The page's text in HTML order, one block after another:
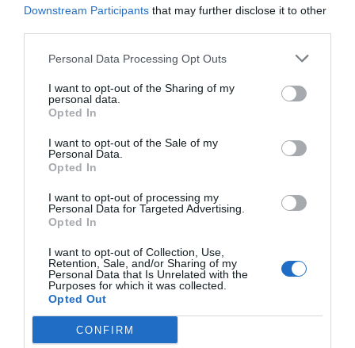
Downstream Participants that may further disclose it to other
Personal Data Processing Opt Outs
I want to opt-out of the Sharing of my
personal data.
Opted In
I want to opt-out of the Sale of my
Personal Data.
Opted In
I want to opt-out of processing my
Personal Data for Targeted Advertising.
Opted In
I want to opt-out of Collection, Use,
Retention, Sale, and/or Sharing of my
Personal Data that Is Unrelated with the
Purposes for which it was collected.
Opted Out
CONFIRM
llengua o un estil que no domines i no està massa
ben redactat, s’hi troba una gran millora.
El futur de la tecnologia ja
està aquí, això no
obstant està repartit de
manera desigual
Aquest ús personal i professional, sembla doncs
entre molt i poc i faran pujar el nivell de les
nostres creacions, però no afectaran massa al
nombre de creacions que podrem fer. Tot serà
una mica millor, però no en tindrem massa més, és